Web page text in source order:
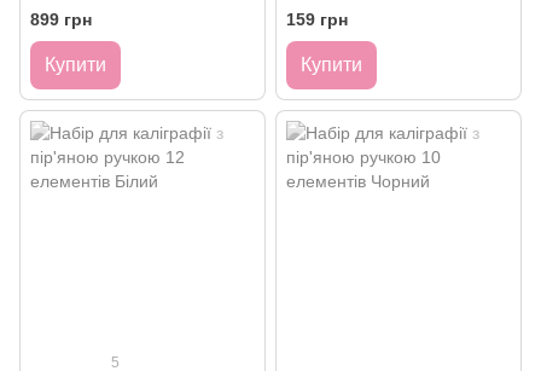
Сірий
899 грн
Купити
(6951061507868)
159 грн
Купити
5